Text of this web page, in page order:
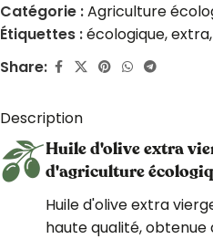
Catégorie :Agriculture
Étiquettes :écologique,extra,
Share:
Description
Huile d'olive extra
d'agriculture
Huile d'olive extra
haute qualité,